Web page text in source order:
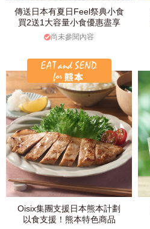
傳送日本有夏日Feel祭典小食
買2送1大容量小食優惠盡享
尚未參閱內容
Oisix集團支援日本熊本計劃
以食支援！熊本特色商品